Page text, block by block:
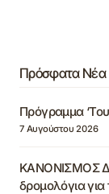
Πρόσφατα Νέα
Πρόγραμμα
7 Αυγούστου 2026
ΚΑΝΟΝΙΣΜΟΣ
δρομολόγια για